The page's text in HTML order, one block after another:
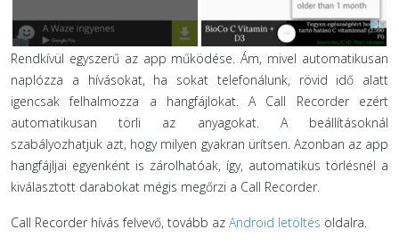
Rendkívül egyszerű az app működése. Ám, mivel automatikusan
naplózza a hívásokat, ha sokat telefonálunk, rövid idő alatt
igencsak felhalmozza a hangfájlokat. A Call Recorder ezért
automatikusan törli az anyagokat. A beállításoknál
szabályozhatjuk azt, hogy milyen gyakran ürítsen. Azonban az app
hangfájljai egyenként is zárolhatóak, így, automatikus törlésnél a
kiválasztott darabokat mégis megőrzi a Call Recorder.
Call Recorder hívás felvevő, tovább az Android letöltés oldalra.